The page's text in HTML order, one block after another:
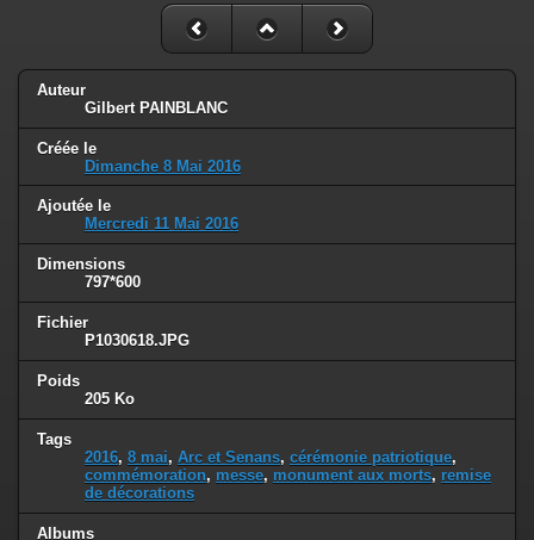
Auteur
Gilbert PAINBLANC
Créée le
Dimanche 8 Mai 2016
Ajoutée le
Mercredi 11 Mai 2016
Dimensions
797*600
Fichier
P1030618.JPG
Poids
205 Ko
Tags
2016, 8 mai, Arc et Senans, cérémonie patriotique,
commémoration, messe, monument aux morts, remise
de décorations
Albums